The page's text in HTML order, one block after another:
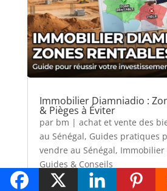
Immobilier Diamniadio :
& Pièges à Éviter
par bm | achat et vente des
au Sénégal, Guides pratiques
vendre au Sénégal, Immobilier
Guides & Conseils
Partage cet article Investir à